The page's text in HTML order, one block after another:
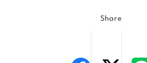
Share